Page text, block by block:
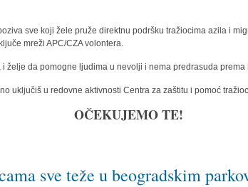
sve koji žele pruže direktnu podršku tražiocima azila i
mreži APC/CZA volontera.
želje da pomogne ljudima u nevolji i nema predrasuda
uključiš u redovne aktivnosti Centra za zaštitu i pomoć
OČEKUJEMO TE!
sve teže u beogradskim